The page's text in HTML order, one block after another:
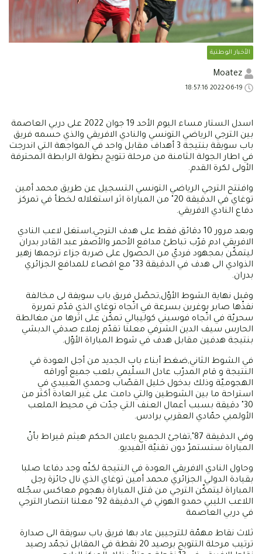
الأخبار الوطنية
اسدل الستار مساء اليوم الأحد 19 جوان 2022 على دربي العاصمة
بين الترجي الرياضي التونسي والنادي الافريقي والذي حسمه فريق
باب سويقة بنتيجة 3 أهداف مقابل واحد في المواجهة التي اندرجت
في اطار الجولة الثامنة من مرحلة تتويج بطولة الرابطة المحترفة
الأولى لكرة القدم.
وافتتح الترجي الرياضي التونسي التسجيل عن طريق محمد أمين
توغاي في الدقيقة 20" من المباراة اثر استغلاله لخطأ في تمركز
دفاع النادي الافريقي.
وبعد مرور 10 دقائق فقط على هدف الترجي,استغل لاعب النادي
الافريقي ادم قرّب تباطئ مدافع الأحمر والأصفر عبد القادر بدران
ليتمكّن بمجهود فرديّ من الحصول على ضربة جزاء ترجمها زهير
الذوادي الى هدف في الدقيقة 33" مع اقصاء للمدافع الجزائري
بدران.
وقبل نهاية الشوط الأوّل,تحصّل فريق باب سويفة لى مخالفة
نفذّها صابر بوغرين بسرعة في اتّجاه توغاي الذي قدّم تمريرة
سحريّة في اتّجاه فوسيني كوليبالي تمكّن على اثرها من مغالطة
الحارس سيف الدين الشرفي معلنا تقدّم زملاء صدقي الدبشي
بنتيجة هدفين مقابل هدف في شوط المباراة الأوّل.
في الشوط الثاني,ضغط أبناء باب الجديد من أجل العودة في
النتيجة و قام المدرّب عادل السلّيمي بلعب جميع أوراقه
الهجوميّة وذلك بدخول خليل القصّاب وحمدي العبيدي في
استراحة ما بين الشوطين والتي دامت على غير العادة أكثر من
30" دقيقة بسبب أعمال العنف التي جدّت في محيط الملعب
الأولمبي حمّادي العقربي برادس.
وفي الدقيقة 87",تفاجئ الجميع باعلان الحكم هيثم قيراط بأنّ
المباراة ستستمرّ دون تقنيّة الفيديو.
وحاول النادي الافريقي العودة في النتيجة لكنّه وجد دفاعا صلبا
بقيادة الدولي الجزائري محمد أمين توغاي الذي نال جائزة رجل
المباراة ليتمكّن الترجي من قتل المباراة بهجوم معاكس سجّله
اللاعب الليبي حمدو الهوني في الدقيقة 92" معلنا انتصار الترجي
في دربي العاصمة
ثلاث نقاط مهمّة للترجيين عاد بها فريق باب سويقة الى صدارة
ترتيب مرحلة التتويج برصيد 20 نقطة في المقابل تجمّد رصيد